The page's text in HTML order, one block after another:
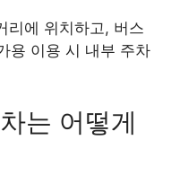
리에 위치하고, 버스
용 이용 시 내부 주차
는 어떻게